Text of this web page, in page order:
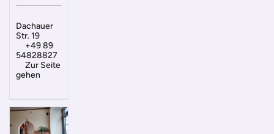
Dachauer
Str. 19
+49 89
54828827
Zur Seite
gehen